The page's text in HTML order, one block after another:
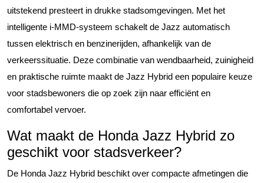
uitstekend presteert in drukke stadsomgevingen. Met het
intelligente i-MMD-systeem schakelt de Jazz automatisch
tussen elektrisch en benzinerijden, afhankelijk van de
verkeerssituatie. Deze combinatie van wendbaarheid, zuinigheid
en praktische ruimte maakt de Jazz Hybrid een populaire keuze
voor stadsbewoners die op zoek zijn naar efficiënt en
comfortabel vervoer.
Wat maakt de Honda Jazz Hybrid zo
geschikt voor stadsverkeer?
De Honda Jazz Hybrid beschikt over compacte afmetingen die